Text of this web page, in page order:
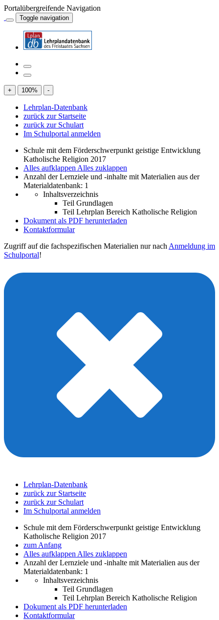
Portalübergreifende Navigation
Toggle navigation
+ 100% -
Lehrplan-Datenbank
zurück zur Startseite
zurück zur Schulart
Im Schulportal anmelden
Schule mit dem Förderschwerpunkt geistige Entwicklung
Katholische Religion 2017
Alles aufklappen Alles zuklappen
Anzahl der Lernziele und -inhalte mit Materialien aus der
Materialdatenbank: 1
Inhaltsverzeichnis
Teil Grundlagen
Teil Lehrplan Bereich Katholische Religion
Dokument als PDF herunterladen
Kontaktformular
Zugriff auf die fachspezifischen Materialien nur nach Anmeldung im
Schulportal!
Lehrplan-Datenbank
zurück zur Startseite
zurück zur Schulart
Im Schulportal anmelden
Schule mit dem Förderschwerpunkt geistige Entwicklung
Katholische Religion 2017
zum Anfang
Alles aufklappen Alles zuklappen
Anzahl der Lernziele und -inhalte mit Materialien aus der
Materialdatenbank: 1
Inhaltsverzeichnis
Teil Grundlagen
Teil Lehrplan Bereich Katholische Religion
Dokument als PDF herunterladen
Kontaktformular